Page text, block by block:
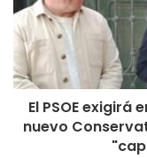
El PSOE
nuevo